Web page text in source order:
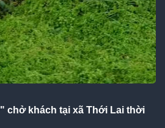
chở khách tại xã Thới Lai thời